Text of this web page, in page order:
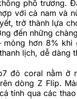
phô trương.
với cả nam và
trở thành lựa
đến những
mỏng hơn 8%
lịch, dễ dàng
đỏ coral nằm ở
dòng Z Flip.
tính qua các